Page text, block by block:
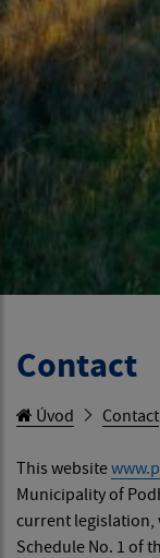
Contact
Úvod Contact
This website
Municipality of
current legislation,
Schedule No. 1 of